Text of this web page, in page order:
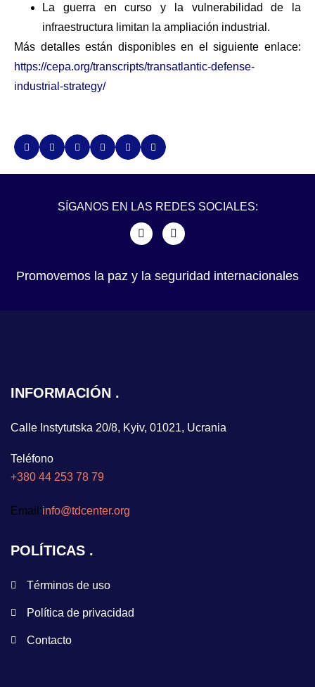
La guerra en curso y la vulnerabilidad de la
infraestructura limitan la ampliación industrial.
Más detalles están disponibles en el siguiente enlace:
https://cepa.org/transcripts/transatlantic-defense-
industrial-strategy/
SÍGANOS EN LAS REDES SOCIALES:
Promovemos la paz y la seguridad internacionales
INFORMACIÓN
Calle Instytutska 20/8, Kyiv, 01021, Ucrania
Teléfono
+380 44 253 78 79
Email:info@tdcenter.org
POLÍTICAS
Términos de uso
Política de privacidad
Contacto